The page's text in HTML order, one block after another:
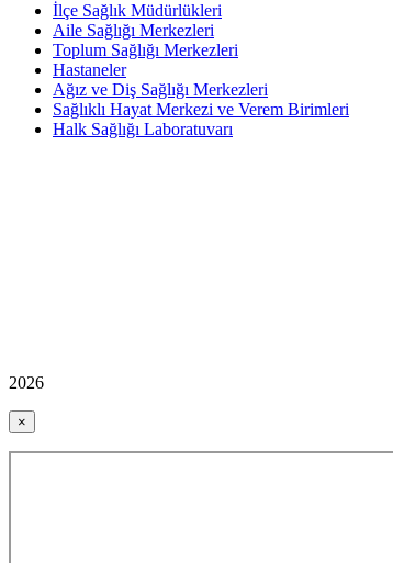
İlçe Sağlık Müdürlükleri
Aile Sağlığı Merkezleri
Toplum Sağlığı Merkezleri
Hastaneler
Ağız ve Diş Sağlığı Merkezleri
Sağlıklı Hayat Merkezi ve Verem Birimleri
Halk Sağlığı Laboratuvarı
2026
×